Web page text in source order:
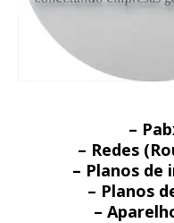
–
– Redes
– Planos
– Planos
–